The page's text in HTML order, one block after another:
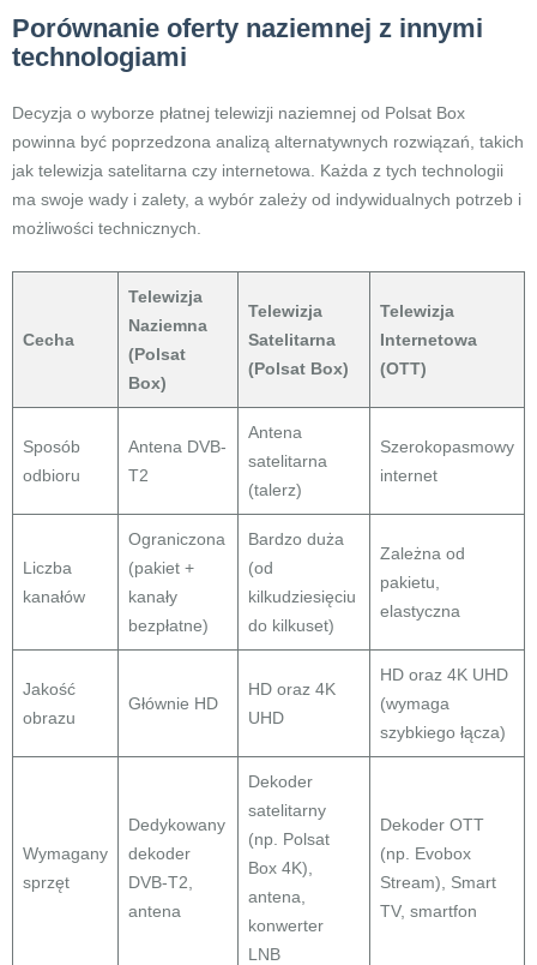
Porównanie oferty naziemnej z innymi
technologiami
Decyzja o wyborze płatnej telewizji naziemnej od Polsat Box
powinna być poprzedzona analizą alternatywnych rozwiązań, takich
jak telewizja satelitarna czy internetowa. Każda z tych technologii
ma swoje wady i zalety, a wybór zależy od indywidualnych potrzeb i
możliwości technicznych.
Cecha
Telewizja
Naziemna
(Polsat
Box)
Telewizja
Satelitarna
(Polsat Box)
Telewizja
Internetowa
(OTT)
Sposób
odbioru
Antena DVB-
T2
Antena
satelitarna
(talerz)
Szerokopasmowy
internet
Liczba
kanałów
Ograniczona
(pakiet +
kanały
bezpłatne)
Bardzo duża
(od
kilkudziesięciu
do kilkuset)
Zależna od
pakietu,
elastyczna
Jakość
obrazu
Głównie HD
HD oraz 4K
UHD
HD oraz 4K UHD
(wymaga
szybkiego łącza)
Wymagany
sprzęt
Dedykowany
dekoder
DVB-T2,
antena
Dekoder
satelitarny
(np. Polsat
Box 4K),
antena,
konwerter
LNB
Dekoder OTT
(np. Evobox
Stream), Smart
TV, smartfon